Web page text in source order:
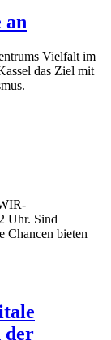
an
Vielfalt im
das Ziel mit
Uhr. Sind
Chancen bieten
der